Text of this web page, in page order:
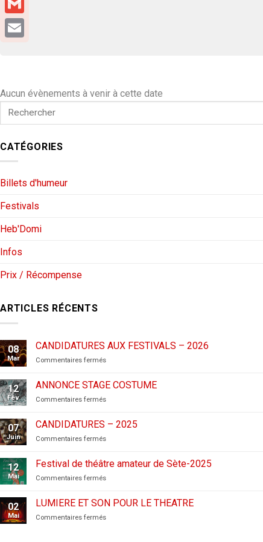
Aucun évènements à venir à cette date
CATÉGORIES
Billets d'humeur
Festivals
Heb'Domi
Infos
Prix / Récompense
ARTICLES RÉCENTS
08
Mar
CANDIDATURES AUX FESTIVALS – 2026
Commentaires ferméssur
AUX
FESTIVALS
–
12
Fév
ANNONCE STAGE COSTUME
Commentaires ferméssur
STAGE
COSTUME
07
Juin
CANDIDATURES – 2025
Commentaires ferméssur
2025
12
Mai
Festival de théâtre amateur de Sète-2025
Commentaires ferméssur
de
théâtre
amateur
02
Mai
LUMIERE ET SON POUR LE THEATRE
Commentaires ferméssur
Gmail